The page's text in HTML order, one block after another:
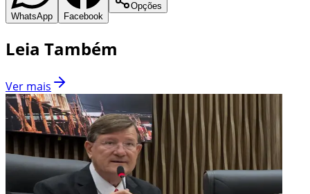
WhatsApp Facebook
Opções
Leia Também
Ver mais